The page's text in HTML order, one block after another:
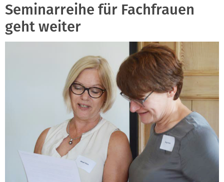
Seminarreihe für Fachfrauen
geht weiter